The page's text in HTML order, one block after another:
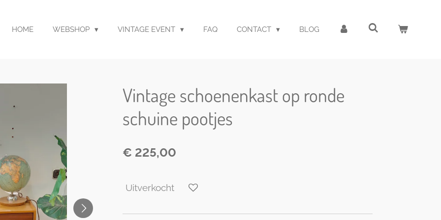
HOME WEBSHOP VINTAGE EVENT FAQ CONTACT BLOG
Vintage schoenenkast op ronde
schuine pootjes
€ 225,00
Uitverkocht